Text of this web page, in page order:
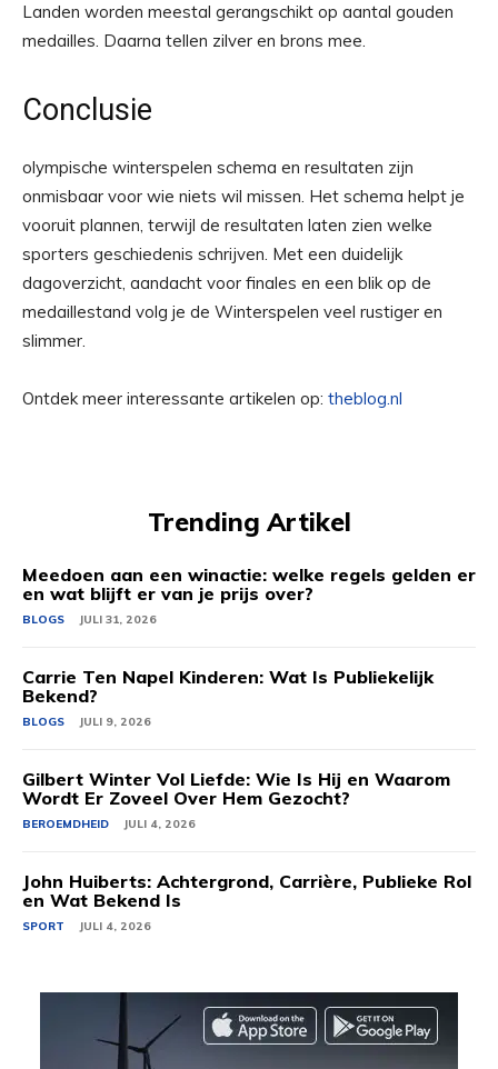
Landen worden meestal gerangschikt op aantal gouden
medailles. Daarna tellen zilver en brons mee.
Conclusie
olympische winterspelen schema en resultaten zijn
onmisbaar voor wie niets wil missen. Het schema helpt je
vooruit plannen, terwijl de resultaten laten zien welke
sporters geschiedenis schrijven. Met een duidelijk
dagoverzicht, aandacht voor finales en een blik op de
medaillestand volg je de Winterspelen veel rustiger en
slimmer.
Ontdek meer interessante artikelen op: theblog.nl
Trending Artikel
Meedoen aan een winactie: welke regels gelden er
en wat blijft er van je prijs over?
BLOGS JULI 31, 2026
Carrie Ten Napel Kinderen: Wat Is Publiekelijk
Bekend?
BLOGS JULI 9, 2026
Gilbert Winter Vol Liefde: Wie Is Hij en Waarom
Wordt Er Zoveel Over Hem Gezocht?
BEROEMDHEID JULI 4, 2026
John Huiberts: Achtergrond, Carrière, Publieke Rol
en Wat Bekend Is
SPORT JULI 4, 2026